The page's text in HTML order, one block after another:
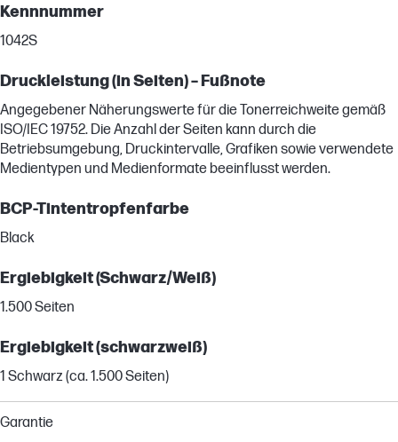
Kennnummer
1042S
Druckleistung (in Seiten) – Fußnote
Angegebener Näherungswerte für die Tonerreichweite gemäß
ISO/IEC 19752. Die Anzahl der Seiten kann durch die
Betriebsumgebung, Druckintervalle, Grafiken sowie verwendete
Medientypen und Medienformate beeinflusst werden.
BCP-Tintentropfenfarbe
Black
Ergiebigkeit (Schwarz/Weiß)
1.500 Seiten
Ergiebigkeit (schwarzweiß)
1 Schwarz (ca. 1.500 Seiten)
Garantie